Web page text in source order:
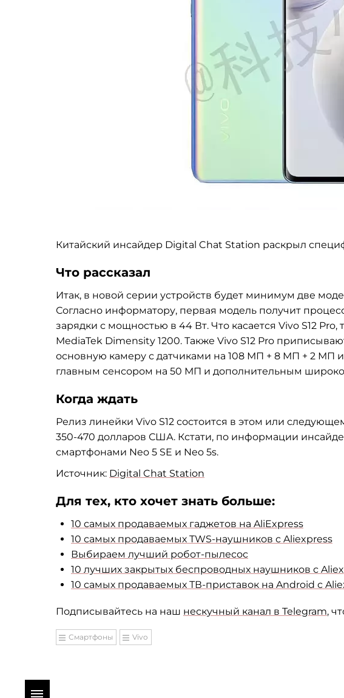
Китайский инсайдер Digital Chat Station раскрыл
Что рассказал
Итак, в новой серии устройств будет минимум две
Согласно информатору, первая модель получит
зарядки с мощностью в 44 Вт. Что касается Vivo S12
MediaTek Dimensity 1200. Также Vivo S12 Pro
основную камеру с датчиками на 108 МП + 8 МП + 2 МП
главным сенсором на 50 МП и дополнительным
Когда ждать
Релиз линейки Vivo S12 состоится в этом или
350-470 долларов США. Кстати, по информации
смартфонами Neo 5 SE и Neo 5s.
Источник: Digital Chat Station
Для тех, кто хочет знать больше:
10 самых продаваемых гаджетов на AliExpress
10 самых продаваемых TWS-наушников с Aliexpress
Выбираем лучший робот-пылесос
10 лучших закрытых беспроводных наушников с
10 самых продаваемых ТВ-приставок на Android с
Подписывайтесь на наш нескучный канал в Telegram,
Смартфоны Vivo